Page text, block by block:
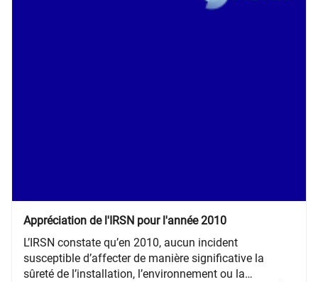
Appréciation de l'IRSN pour l'année 2010
L’IRSN constate qu’en 2010, aucun incident
susceptible d’affecter de manière significative la
sûreté de l’installation, l’environnement ou la